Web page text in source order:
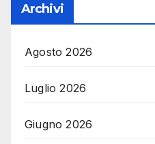
Archivi
Agosto 2026
Luglio 2026
Giugno 2026